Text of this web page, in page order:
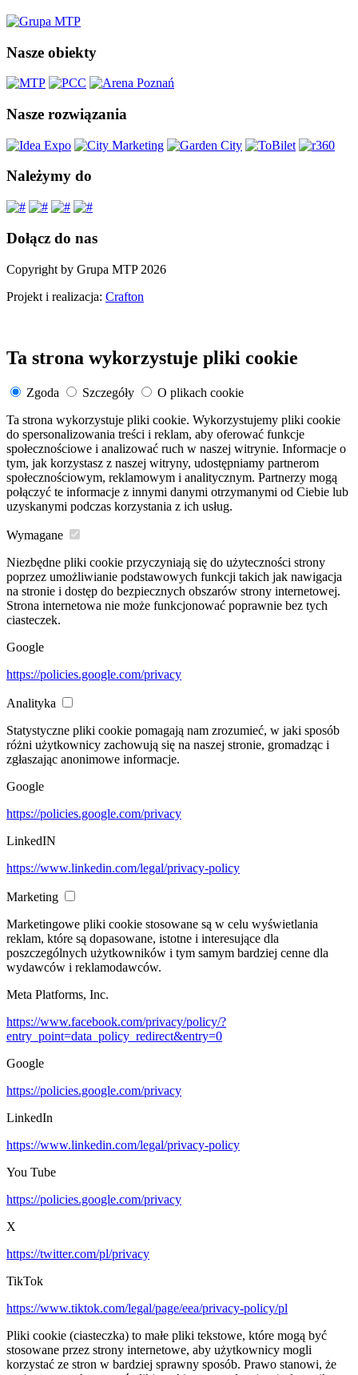
Nasze obiekty
Nasze rozwiązania
Należymy do
Dołącz do nas
Copyright by Grupa MTP 2026
Projekt i realizacja: Crafton
Ta strona wykorzystuje pliki cookie
Zgoda Szczegóły
O plikach cookie
Ta strona wykorzystuje pliki cookie. Wykorzystujemy pliki cookie
do spersonalizowania treści i reklam, aby oferować funkcje
społecznościowe i analizować ruch w naszej witrynie. Informacje o
tym, jak korzystasz z naszej witryny, udostępniamy partnerom
społecznościowym, reklamowym i analitycznym. Partnerzy mogą
połączyć te informacje z innymi danymi otrzymanymi od Ciebie lub
uzyskanymi podczas korzystania z ich usług.
Wymagane
Niezbędne pliki cookie przyczyniają się do użyteczności strony
poprzez umożliwianie podstawowych funkcji takich jak nawigacja
na stronie i dostęp do bezpiecznych obszarów strony internetowej.
Strona internetowa nie może funkcjonować poprawnie bez tych
ciasteczek.
Google
https://policies.google.com/privacy
Analityka
Statystyczne pliki cookie pomagają nam zrozumieć, w jaki sposób
różni użytkownicy zachowują się na naszej stronie, gromadząc i
zgłaszając anonimowe informacje.
Google
https://policies.google.com/privacy
LinkedIN
https://www.linkedin.com/legal/privacy-policy
Marketing
Marketingowe pliki cookie stosowane są w celu wyświetlania
reklam, które są dopasowane, istotne i interesujące dla
poszczególnych użytkowników i tym samym bardziej cenne dla
wydawców i reklamodawców.
Meta Platforms, Inc.
https://www.facebook.com/privacy/policy/?
entry_point=data_policy_redirect&entry=0
Google
https://policies.google.com/privacy
LinkedIn
https://www.linkedin.com/legal/privacy-policy
You Tube
https://policies.google.com/privacy
X
https://twitter.com/pl/privacy
TikTok
https://www.tiktok.com/legal/page/eea/privacy-policy/pl
Pliki cookie (ciasteczka) to małe pliki tekstowe, które mogą być
stosowane przez strony internetowe, aby użytkownicy mogli
korzystać ze stron w bardziej sprawny sposób. Prawo stanowi, że